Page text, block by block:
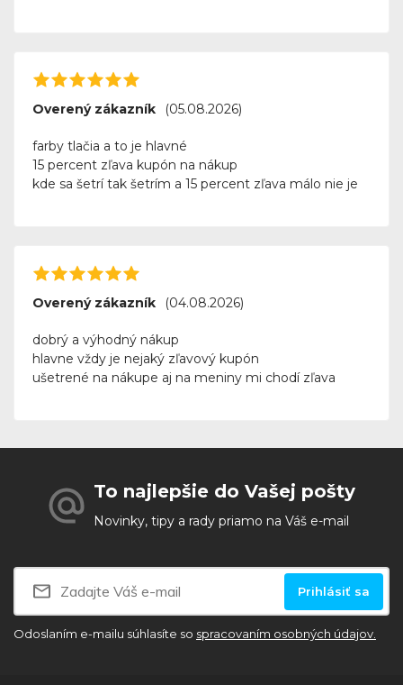
Overený zákazník (05.08.2026)
farby tlačia a to je hlavné
15 percent zľava kupón na nákup
kde sa šetrí tak šetrím a 15 percent zľava málo nie je
Overený zákazník (04.08.2026)
dobrý a výhodný nákup
hlavne vždy je nejaký zľavový kupón
ušetrené na nákupe aj na meniny mi chodí zľava
To najlepšie do Vašej pošty
Novinky, tipy a rady priamo na Váš e-mail
Prihlásiť sa
Odoslaním e-mailu súhlasíte so spracovaním osobných údajov.